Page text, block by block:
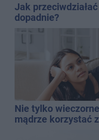
Jak
dopadnie?
Nie tylko
mądrze korzystać